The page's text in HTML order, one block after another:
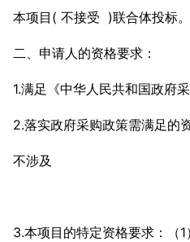
本项目( 不接受 )联合体投标。
二、申请人的资格要求：
1.满足《中华人民共和国政府
2.落实政府采购政策需满足的
不涉及
3.本项目的特定资格要求：（